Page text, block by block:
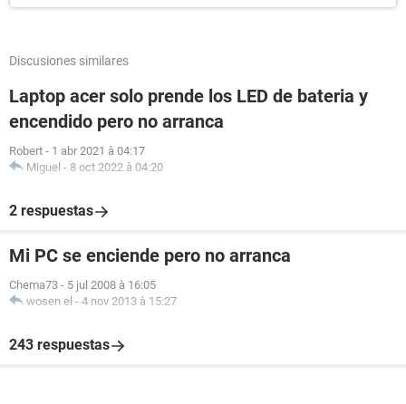
Discusiones similares
Laptop acer solo prende los LED de bateria y
encendido pero no arranca
Robert - 1 abr 2021 à 04:17
Miguel - 8 oct 2022 à 04:20
2 respuestas
Mi PC se enciende pero no arranca
Chema73 - 5 jul 2008 à 16:05
wosen el - 4 nov 2013 à 15:27
243 respuestas